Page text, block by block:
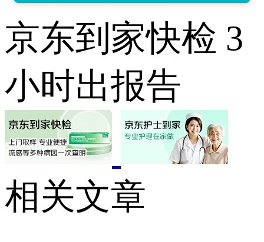
京东到家快检 3
小时出报告
相关文章